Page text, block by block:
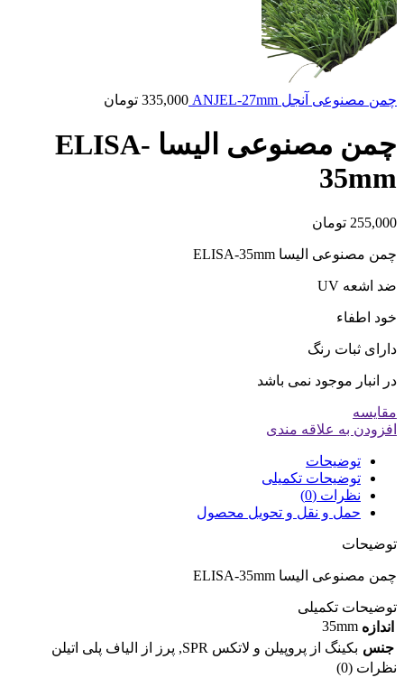
چمن مصنوعی آنجل ANJEL-27mm 335,000 تومان
چمن مصنوعی الیسا ELISA-
35mm
255,000 تومان
چمن مصنوعی الیسا ELISA-35mm
ضد اشعه UV
خود اطفاء
دارای ثبات رنگ
در انبار موجود نمی باشد
مقایسه
افزودن به علاقه مندی
توضیحات
توضیحات تکمیلی
نظرات (0)
حمل و نقل و تحویل محصول
توضیحات
چمن مصنوعی الیسا ELISA-35mm
توضیحات تکمیلی
اندازه 35mm
جنس بکینگ از پروپیلن و لاتکس SPR , پرز از الیاف پلی اتیلن
نظرات (0)